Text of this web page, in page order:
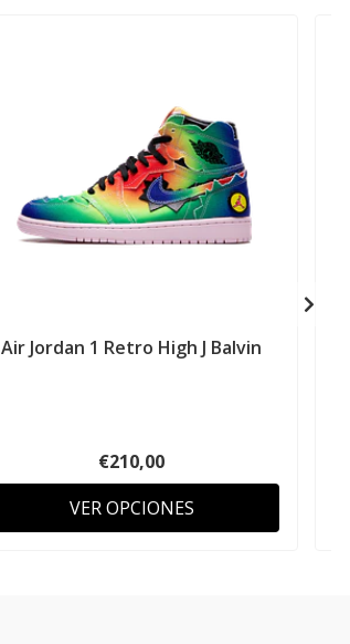
Air Jordan 1 Retro High J Balvin
€210,00
VER OPCIONES